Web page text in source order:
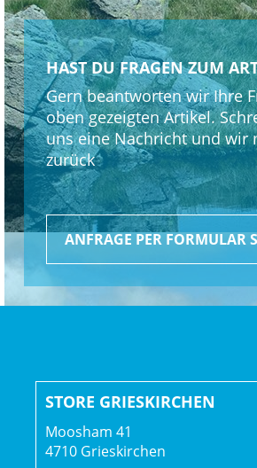
HAST DU FRAGEN ZUM
Gern beantworten wir Ihre
oben gezeigten Artikel.
uns eine Nachricht und wir
zurück
ANFRAGE PER FORMULAR
STORE GRIESKIRCHEN
Moosham 41
4710 Grieskirchen